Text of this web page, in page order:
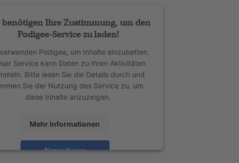
benötigen Ihre Zustimmung, um den
Podigee-Service zu laden!
Podigee, um Inhalte einzubetten.
Service kann Daten zu Ihren Aktivitäten
Bitte lesen Sie die Details durch und
Sie der Nutzung des Service zu, um
diese Inhalte anzuzeigen.
Mehr Informationen
Akzeptieren